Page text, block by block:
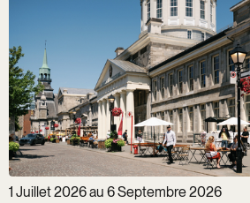
1 Juillet 2026 au 6 Septembre 2026